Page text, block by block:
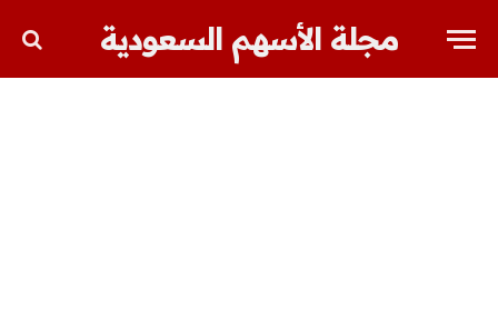
مجلة الأسهم السعودية